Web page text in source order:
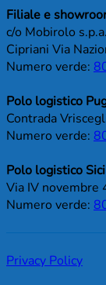
Filiale e
c/o Mobirolo
Cipriani Via
Numero verde:
Polo logistico
Contrada
Numero verde:
Polo logistico
Via IV novembre
Numero verde:
Privacy Policy